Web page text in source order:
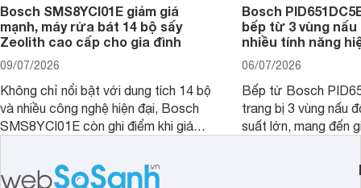
Bosch SMS8YCI01E giảm giá
mạnh, máy rửa bát 14 bộ sấy
Zeolith cao cấp cho gia đình
09/07/2026
Không chỉ nổi bật với dung tích 14 bộ
và nhiều công nghệ hiện đại, Bosch
SMS8YCI01E còn ghi điểm khi giá
thời điểm mới mở bán, mang lại tỷ lệ
giá trị/chi phí hấp dẫn hơn cho người
Bosch
bếp từ 3 vùng
nhiều tính năng
06/07/2026
Bếp từ Bosch
trang bị 3 vùng nấu
suất lớn, mang đến